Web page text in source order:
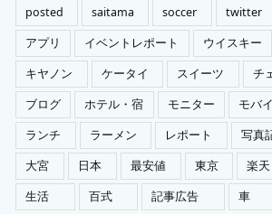
posted
saitama soccer twitter
アプリ
イベントレポート ウイスキー
キヤノン
ケータイ スイーツ チ
ブログ
ホテル・宿 モニター モバ
ランチ
ラーメン レポート 写真
大宮
日本 最安値 東京 楽天
生活
百式 記事広告 車